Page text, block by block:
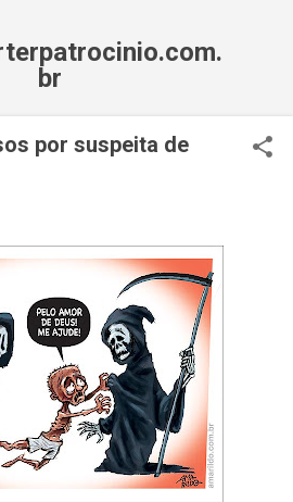
br
por suspeita de